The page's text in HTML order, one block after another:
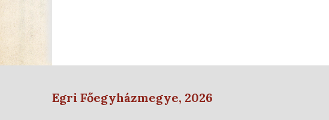
Egri Főegyházmegye, 2026